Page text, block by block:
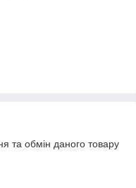
та обмін даного товару